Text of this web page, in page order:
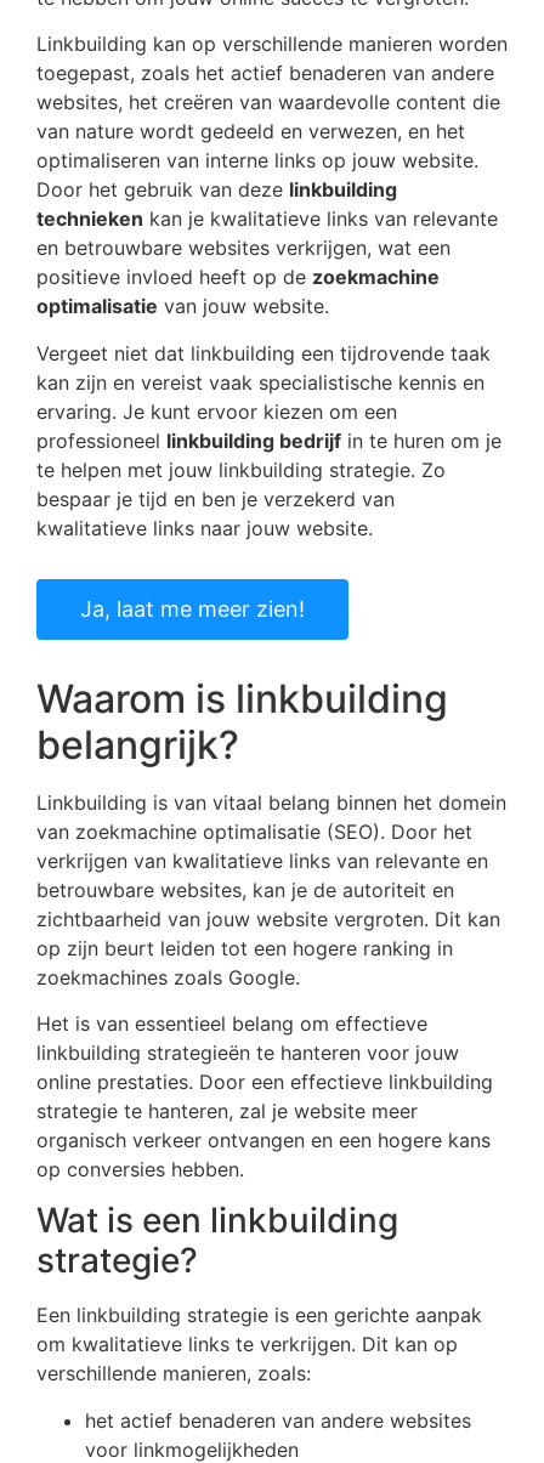
Linkbuilding kan op verschillende manieren worden
toegepast, zoals het actief benaderen van andere
websites, het creëren van waardevolle content die
van nature wordt gedeeld en verwezen, en het
optimaliseren van interne links op jouw website.
Door het gebruik van deze linkbuilding
technieken kan je kwalitatieve links van relevante
en betrouwbare websites verkrijgen, wat een
positieve invloed heeft op de zoekmachine
optimalisatie van jouw website.
Vergeet niet dat linkbuilding een tijdrovende taak
kan zijn en vereist vaak specialistische kennis en
ervaring. Je kunt ervoor kiezen om een
professioneel linkbuilding bedrijf in te huren om je
te helpen met jouw linkbuilding strategie. Zo
bespaar je tijd en ben je verzekerd van
kwalitatieve links naar jouw website.
Ja, laat me meer zien!
Waarom is linkbuilding
belangrijk?
Linkbuilding is van vitaal belang binnen het domein
van zoekmachine optimalisatie (SEO). Door het
verkrijgen van kwalitatieve links van relevante en
betrouwbare websites, kan je de autoriteit en
zichtbaarheid van jouw website vergroten. Dit kan
op zijn beurt leiden tot een hogere ranking in
zoekmachines zoals Google.
Het is van essentieel belang om effectieve
linkbuilding strategieën te hanteren voor jouw
online prestaties. Door een effectieve linkbuilding
strategie te hanteren, zal je website meer
organisch verkeer ontvangen en een hogere kans
op conversies hebben.
Wat is een linkbuilding
strategie?
Een linkbuilding strategie is een gerichte aanpak
om kwalitatieve links te verkrijgen. Dit kan op
verschillende manieren, zoals:
het actief benaderen van andere websites
voor linkmogelijkheden